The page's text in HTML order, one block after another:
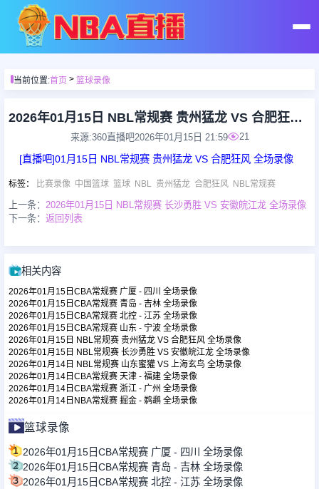
首页
足球直播
篮球直播
足球集锦
篮球集锦
足球新闻
篮球新闻
当前位置:首页> 篮球录像
2026年01月15日 NBL常规赛 贵州猛龙 VS 合肥狂风 全场录像
来源:360直播吧2026年01月15日 21:59 21
[直播吧]01月15日 NBL常规赛 贵州猛龙 VS 合肥狂风 全场录像
标签： 比赛录像 中国篮球 篮球 NBL 贵州猛龙 合肥狂风 NBL常规赛
上一条： 2026年01月15日 NBL常规赛 长沙勇胜 VS 安徽皖江龙 全场录像
下一条： 返回列表
相关内容
2026年01月15日CBA常规赛 广厦 - 四川 全场录像
2026年01月15日CBA常规赛 青岛 - 吉林 全场录像
2026年01月15日CBA常规赛 北控 - 江苏 全场录像
2026年01月15日CBA常规赛 山东 - 宁波 全场录像
2026年01月15日 NBL常规赛 贵州猛龙 VS 合肥狂风 全场录像
2026年01月15日 NBL常规赛 长沙勇胜 VS 安徽皖江龙 全场录像
2026年01月14日 NBL常规赛 山东蜜獾 VS 上海玄鸟 全场录像
2026年01月14日CBA常规赛 天津 - 福建 全场录像
2026年01月14日CBA常规赛 浙江 - 广州 全场录像
2026年01月14日NBA常规赛 掘金 - 鹈鹕 全场录像
篮球录像
1 2026年01月15日CBA常规赛 广厦 - 四川 全场录像
2 2026年01月15日CBA常规赛 青岛 - 吉林 全场录像
3 2026年01月15日CBA常规赛 北控 - 江苏 全场录像